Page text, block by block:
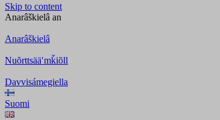
Skip to content
Anarâškielâ an
Anarâškielâ
Nuõrttsääʹmǩiõll
Davvisámegiella
Suomi